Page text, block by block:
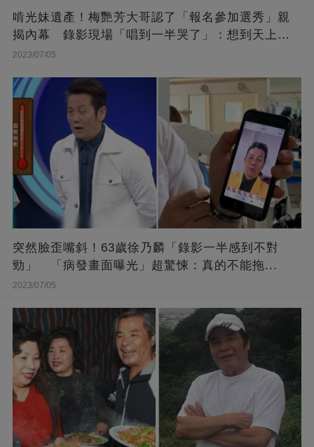
啃光妹遺產！梅艷芳大哥認了「報名參加選秀」親
揭內幕 錄影現場「唱到一半哭了」：想到天上的
她
2023/07/05
突然臉歪嘴斜！63歲徐乃麟「錄影一半感到不對
勁」 「病發畫面曝光」超驚悚：真的不能拖...
2023/07/05